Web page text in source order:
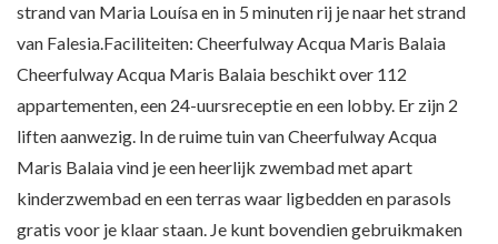
strand van Maria Louísa en in 5 minuten rij je naar het strand
van Falesia.Faciliteiten: Cheerfulway Acqua Maris Balaia
Cheerfulway Acqua Maris Balaia beschikt over 112
appartementen, een 24-uursreceptie en een lobby. Er zijn 2
liften aanwezig. In de ruime tuin van Cheerfulway Acqua
Maris Balaia vind je een heerlijk zwembad met apart
kinderzwembad en een terras waar ligbedden en parasols
gratis voor je klaar staan. Je kunt bovendien gebruikmaken